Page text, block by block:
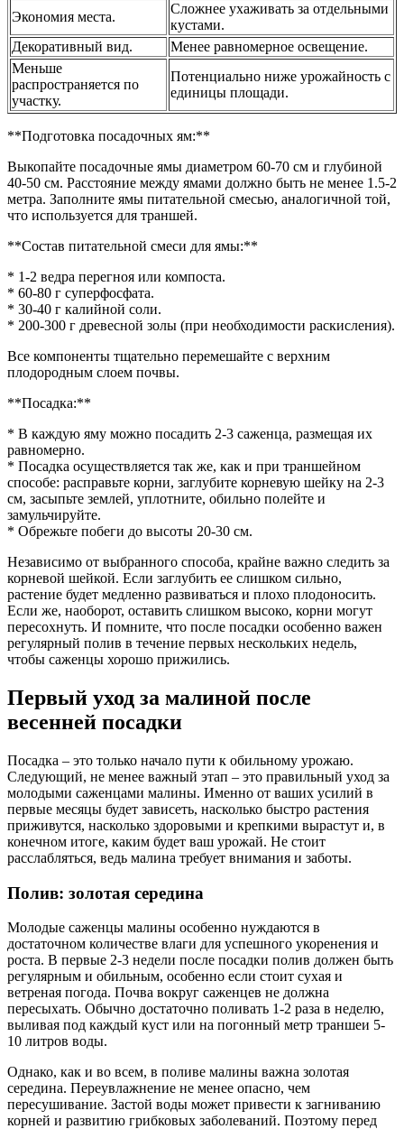
Экономия места.
Сложнее ухаживать за отдельными
кустами.
Декоративный вид.
Менее равномерное освещение.
Меньше
распространяется по
участку.
Потенциально ниже урожайность с
единицы площади.
**Подготовка посадочных ям:**
Выкопайте посадочные ямы диаметром 60-70 см и глубиной
40-50 см. Расстояние между ямами должно быть не менее 1.5-2
метра. Заполните ямы питательной смесью, аналогичной той,
что используется для траншей.
**Состав питательной смеси для ямы:**
* 1-2 ведра перегноя или компоста.
* 60-80 г суперфосфата.
* 30-40 г калийной соли.
* 200-300 г древесной золы (при необходимости раскисления).
Все компоненты тщательно перемешайте с верхним
плодородным слоем почвы.
**Посадка:**
* В каждую яму можно посадить 2-3 саженца, размещая их
равномерно.
* Посадка осуществляется так же, как и при траншейном
способе: расправьте корни, заглубите корневую шейку на 2-3
см, засыпьте землей, уплотните, обильно полейте и
замульчируйте.
* Обрежьте побеги до высоты 20-30 см.
Независимо от выбранного способа, крайне важно следить за
корневой шейкой. Если заглубить ее слишком сильно,
растение будет медленно развиваться и плохо плодоносить.
Если же, наоборот, оставить слишком высоко, корни могут
пересохнуть. И помните, что после посадки особенно важен
регулярный полив в течение первых нескольких недель,
чтобы саженцы хорошо прижились.
Первый уход за малиной после
весенней посадки
Посадка – это только начало пути к обильному урожаю.
Следующий, не менее важный этап – это правильный уход за
молодыми саженцами малины. Именно от ваших усилий в
первые месяцы будет зависеть, насколько быстро растения
приживутся, насколько здоровыми и крепкими вырастут и, в
конечном итоге, каким будет ваш урожай. Не стоит
расслабляться, ведь малина требует внимания и заботы.
Полив: золотая середина
Молодые саженцы малины особенно нуждаются в
достаточном количестве влаги для успешного укоренения и
роста. В первые 2-3 недели после посадки полив должен быть
регулярным и обильным, особенно если стоит сухая и
ветреная погода. Почва вокруг саженцев не должна
пересыхать. Обычно достаточно поливать 1-2 раза в неделю,
выливая под каждый куст или на погонный метр траншеи 5-
10 литров воды.
Однако, как и во всем, в поливе малины важна золотая
середина. Переувлажнение не менее опасно, чем
пересушивание. Застой воды может привести к загниванию
корней и развитию грибковых заболеваний. Поэтому перед